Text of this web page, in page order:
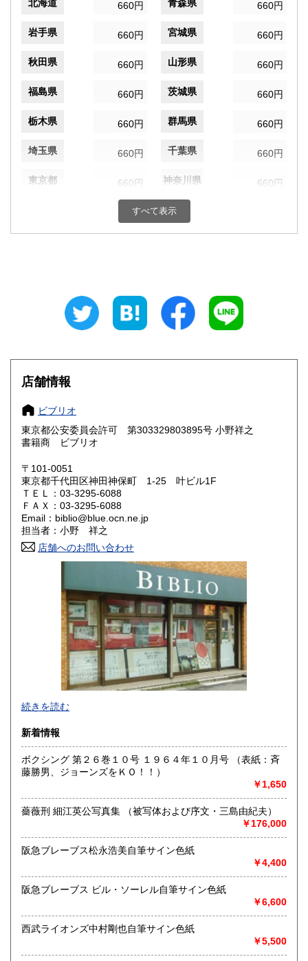
北海道 660円 青森県 660円
岩手県 660円 宮城県 660円
秋田県 660円 山形県 660円
福島県 660円 茨城県 660円
栃木県 660円 群馬県 660円
埼玉県 660円 千葉県 660円
東京都 660円 神奈川県 660円
660円 富山県
静岡県
660円 三重県
滋賀県 660円 京都府 660円
大阪府
奈良県
鳥取県
岡山県 660円 広島県
山口県 660円
香川県
660円 福岡県
660円 長崎県
660円 大分県
660円 鹿児島県
660円
すべて表示
店舗情報
ビブリオ
東京都公安委員会許可 第303329803895号 小野祥之
書籍商 ビブリオ
〒101-0051
東京都千代田区神田神保町 1-25 叶ビル1F
ＴＥＬ：03-3295-6088
ＦＡＸ：03-3295-6088
Email：biblio@blue.ocn.ne.jp
担当者：小野 祥之
店舗へのお問い合わせ
色紙・掛軸・書簡・原稿・芸能人のサインなどの肉筆類、野
球をはじめスポーツ関連書籍やユニホーム・バット・グロー
沿線名：都営新宿線・三田線、東京メトロ半蔵門線
最寄駅：神保町駅A7出口徒歩3分・JRお茶の水駅徒歩8分
営業時間：11:00〜18:00
書籍の買取について
色紙・掛軸・書簡・原稿・芸能人のサインなどの肉筆類、野
球をはじめスポーツ関連の書籍やユニホーム・バット・グロ
ーブなどの実使用品・記念品を専門的に扱っています。
取り扱い分野
続きを読む
新着情報
ボクシング 第２６巻１０号 １９６４年１０月号 （表紙：斉
藤勝男、ジョーンズをＫＯ！！）
￥1,650
薔薇刑 細江英公写真集 （被写体および序文・三島由紀夫）
￥176,000
阪急ブレーブス松永浩美自筆サイン色紙
￥4,400
阪急ブレーブス ビル・ソーレル自筆サイン色紙
￥6,600
西武ライオンズ中村剛也自筆サイン色紙
￥5,500